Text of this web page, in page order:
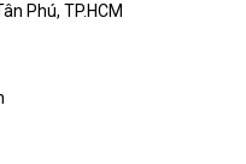
Phú, TP.HCM